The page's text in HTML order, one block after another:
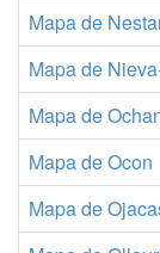
Mapa de
Mapa de
Mapa de
Mapa de Ocon
Mapa de